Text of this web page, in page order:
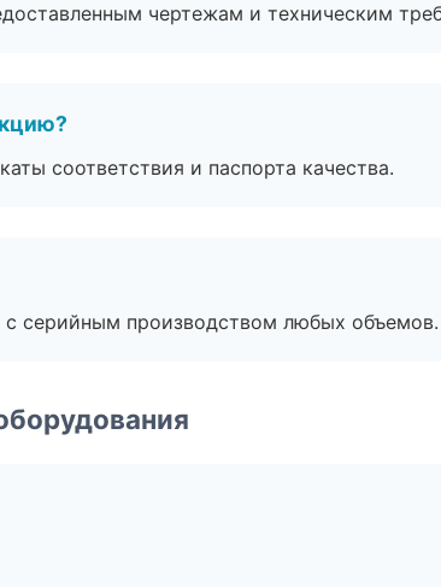
чертежам и техническим
соответствия и паспорта качества.
серийным производством любых объемов.